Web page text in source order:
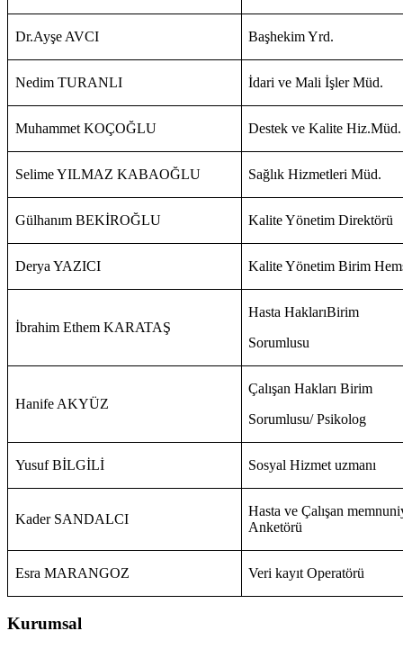
Dr.Ayşe AVCI Başhekim Yrd.
Nedim TURANLI İdari ve Mali İşler Müd.
Muhammet KOÇOĞLU Destek ve Kalite Hiz.Müd.
Selime YILMAZ KABAOĞLU Sağlık Hizmetleri Müd.
Gülhanım BEKİROĞLU Kalite Yönetim Direktörü
Derya YAZICI Kalite Yönetim Birim
İbrahim Ethem KARATAŞ
Hasta HaklarıBirim
Sorumlusu
Hanife AKYÜZ
Çalışan Hakları Birim
Sorumlusu/ Psikolog
Yusuf BİLGİLİ Sosyal Hizmet uzmanı
Kader SANDALCI
Hasta ve Çalışan
Anketörü
Esra MARANGOZ Veri kayıt Operatörü
Kurumsal